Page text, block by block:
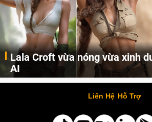
Lala Croft vừa nóng vừa xinh
AI
Liên Hệ Hỗ Trợ